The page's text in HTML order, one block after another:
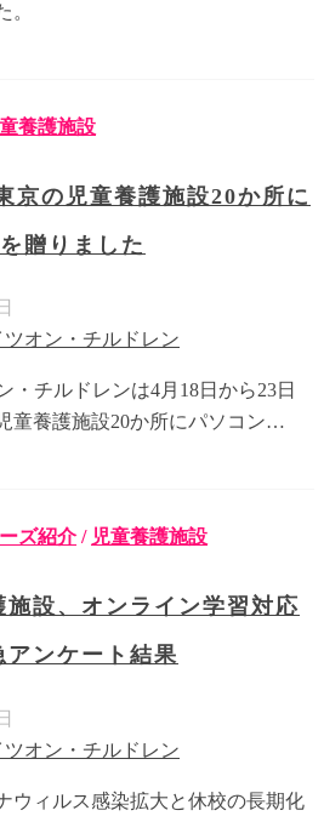
。
養護施設
京の児童養護施設20か所に
贈りました
オン・チルドレン
・チルドレンは4月18日から23日
童養護施設20か所にパソコン…
ズ紹介/ 児童養護施設
施設、オンライン学習対応
ンケート結果
オン・チルドレン
ウィルス感染拡大と休校の長期化